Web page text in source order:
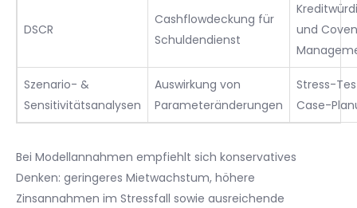
DSCR
Cashflowdeckung für
Schuldendienst
und
Szenario- &
Sensitivitätsanalysen
Auswirkung von
Parameteränderungen
Stress-
Case-
Bei Modellannahmen empfiehlt sich konservatives
Denken: geringeres Mietwachstum, höhere
Zinsannahmen im Stressfall sowie ausreichende